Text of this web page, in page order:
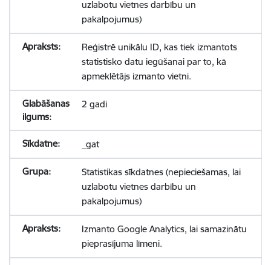
uzlabotu vietnes darbību un
pakalpojumus)
Reģistrē unikālu ID, kas tiek izmantots
statistisko datu iegūšanai par to, kā
apmeklētājs izmanto vietni.
2 gadi
_gat
Statistikas sīkdatnes (nepieciešamas, lai
uzlabotu vietnes darbību un
pakalpojumus)
Izmanto Google Analytics, lai samazinātu
pieprasījuma līmeni.